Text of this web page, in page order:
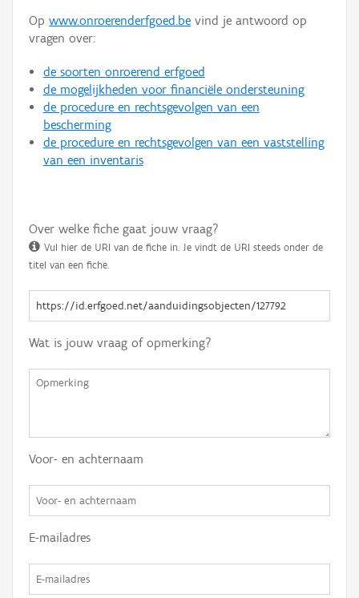
Op www.onroerenderfgoed.be vind je antwoord op
vragen over:
de soorten onroerend erfgoed
de mogelijkheden voor financiële ondersteuning
de procedure en rechtsgevolgen van een
bescherming
de procedure en rechtsgevolgen van een vaststelling
van een inventaris
Over welke fiche gaat jouw vraag?
Vul hier de URI van de fiche in. Je vindt de URI steeds onder de
titel van een fiche.
Wat is jouw vraag of opmerking?
Voor- en achternaam
E-mailadres